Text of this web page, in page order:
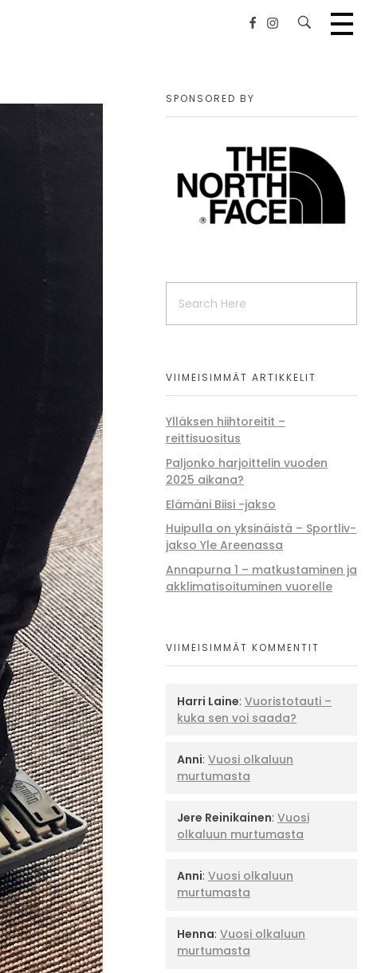
SPONSORED BY
VIIMEISIMMÄT ARTIKKELIT
Ylläksen hiihtoreitit –
reittisuositus
Paljonko harjoittelin vuoden
2025 aikana?
Elämäni Biisi -jakso
Huipulla on yksinäistä – Sportliv-
jakso Yle Areenassa
Annapurna 1 – matkustaminen ja
akklimatisoituminen vuorelle
VIIMEISIMMÄT KOMMENTIT
Harri Laine: Vuoristotauti –
kuka sen voi saada?
Anni: Vuosi olkaluun
murtumasta
Jere Reinikainen: Vuosi
olkaluun murtumasta
Anni: Vuosi olkaluun
murtumasta
Henna: Vuosi olkaluun
murtumasta